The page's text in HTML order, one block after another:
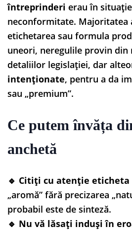
întreprinderi erau în
neconformitate.
etichetarea sau formula
uneori, neregulile provin din
detaliilor legislației, dar
intenționate, pentru a da
sau „premium”.
Ce putem învăța
anchetă
🔹 Citiți cu atenție eticheta
„aromă” fără precizarea
probabil este de sinteză.
🔹 Nu vă lăsați induși în